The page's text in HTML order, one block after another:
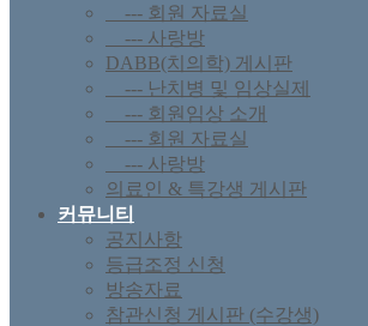
--- 회원 자료실
--- 사랑방
DABB(치의학) 게시판
--- 난치병 및 임상실제
--- 회원임상 소개
--- 회원 자료실
--- 사랑방
의료인 & 특강생 게시판
커뮤니티
공지사항
등급조정 신청
방송자료
참관신청 게시판 (수강생)